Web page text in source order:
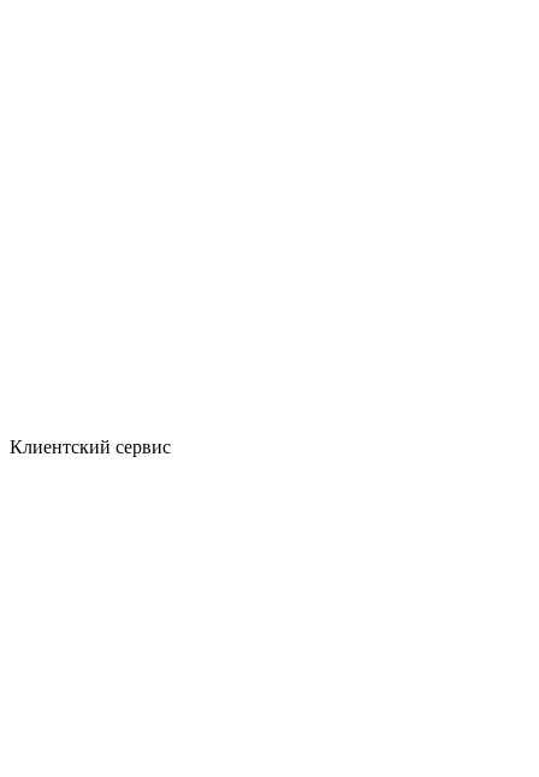
Клиентский сервис